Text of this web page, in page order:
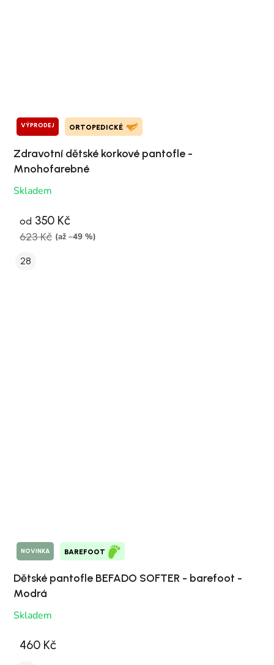
VÝPRODEJ ORTOPEDICKÉ
Zdravotní dětské korkové pantofle -
Mnohofarebné
Skladem
od 350 Kč
623 Kč (až –49 %)
28
NOVINKA BAREFOOT
Dětské pantofle BEFADO SOFTER - barefoot -
Modrá
Skladem
460 Kč